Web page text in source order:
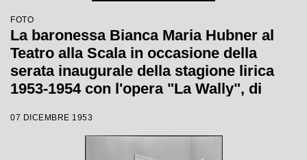
FOTO
La baronessa Bianca Maria Hubner al
Teatro alla Scala in occasione della
serata inaugurale della stagione lirica
1953-1954 con l'opera "La Wally", di
Giulini, con la regia di Tatiana Pavlova
07 DICEMBRE 1953